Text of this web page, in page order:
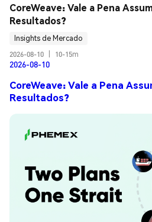
CoreWeave: Vale a Pena
Resultados?
Insights de Mercado
2026-08-10
10-15m
2026-08-10
CoreWeave: Vale a Pena
Resultados?